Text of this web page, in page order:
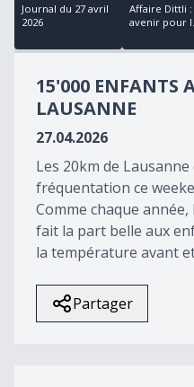
17
minutes,
seconds
Journal du 27 avril
2026
Affaire Dittli
avenir pour
15'000 ENFANTS
LAUSANNE
27.04.2026
Les 20km de
fréquentation ce
Comme chaque
fait la part belle aux
la température avant
Partager